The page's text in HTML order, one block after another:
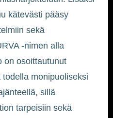
kätevästi pääsy
sekä
-nimen alla
on osoittautunut
monipuoliseksi
sillä
tarpeisiin sekä